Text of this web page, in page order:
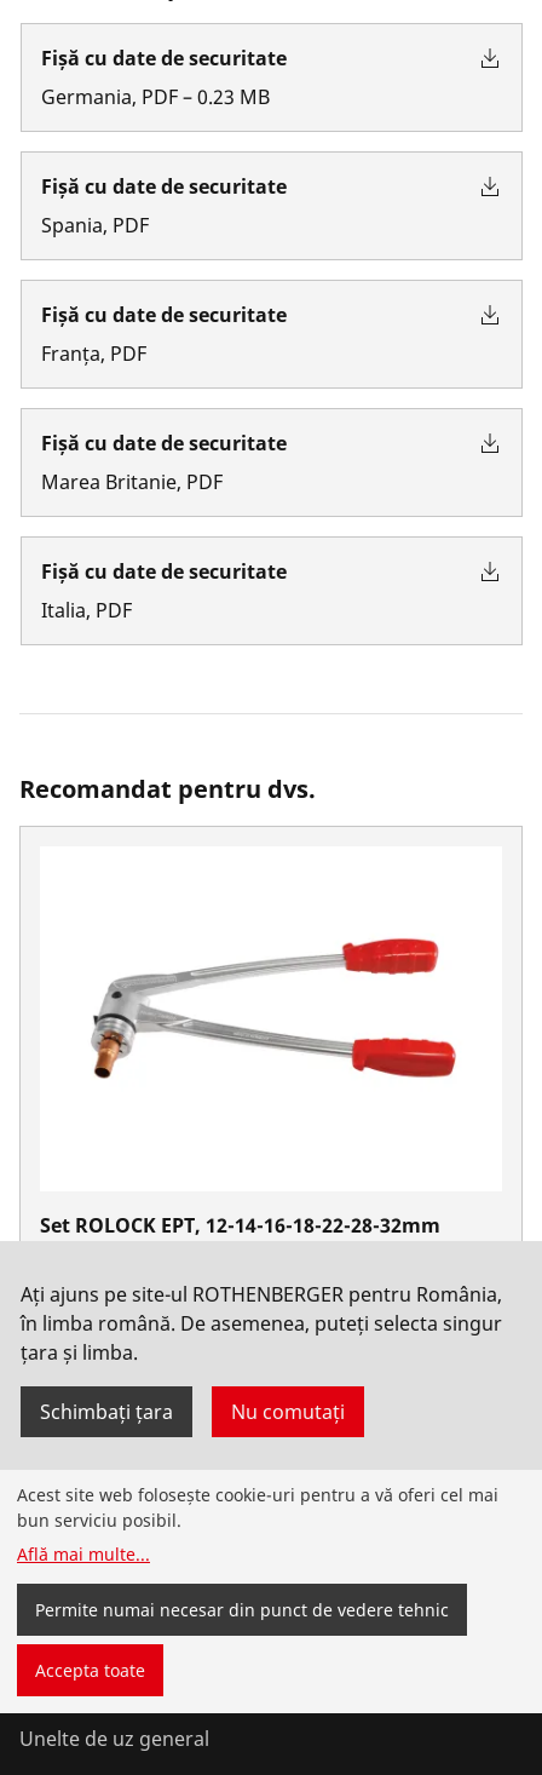
Fișă cu date de securitate
Germania, PDF–0.23 MB
Fișă cu date de securitate
Spania, PDF
Fișă cu date de securitate
Franța, PDF
Fișă cu date de securitate
Marea Britanie, PDF
Fișă cu date de securitate
Italia, PDF
Recomandat pentru dvs.
Set ROLOCK EPT, 12-14-16-18-22-28-32mm
Ați ajuns pe site-ul ROTHENBERGER pentru România,
în limba română. De asemenea, puteți selecta singur
țara și limba.
Schimbați țara Nu comutați
Produse
Instalare
Service și întreținere
Aer condiționat și refrigerare
Unelte de uz general
Acest site web folosește cookie-uri pentru a vă oferi cel mai
bun serviciu posibil.
Află mai multe...
Permite numai necesar din punct de vedere tehnic
Accepta toate